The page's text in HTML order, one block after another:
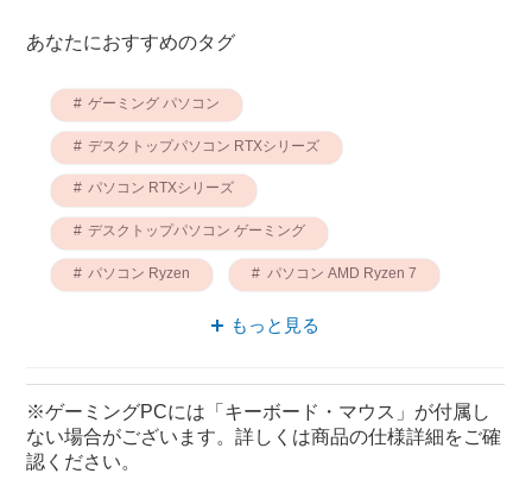
あなたにおすすめのタグ
ゲーミング パソコン
デスクトップパソコン RTXシリーズ
パソコン RTXシリーズ
デスクトップパソコン ゲーミング
パソコン Ryzen パソコン AMD Ryzen 7
デスクトップパソコン 液晶
デスクトップパソコン AMD Ryzen7
もっと見る
※ゲーミングPCには「キーボード・マウス」が付属し
ない場合がございます。詳しくは商品の仕様詳細をご確
認ください。